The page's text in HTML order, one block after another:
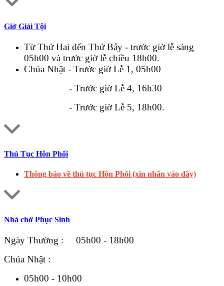
Giờ Giải Tội
Từ Thứ Hai đến Thứ Bảy - trước giờ lễ sáng
05h00 và trước giờ lễ chiều 18h00.
Chúa Nhật - Trước giờ Lễ 1, 05h00
- Trước giờ Lễ 4, 16h30
- Trước giờ Lễ 5, 18h00.
Thủ Tục Hôn Phối
Thông báo về thủ tục Hôn Phối (xin nhấn vào đây)
Nhà chờ Phục Sinh
Ngày Thường : 05h00 - 18h00
Chúa Nhật :
05h00 - 10h00